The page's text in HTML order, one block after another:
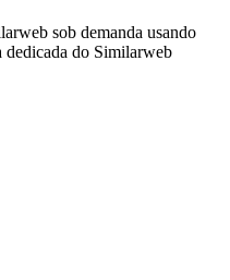
sob demanda usando
dedicada do Similarweb